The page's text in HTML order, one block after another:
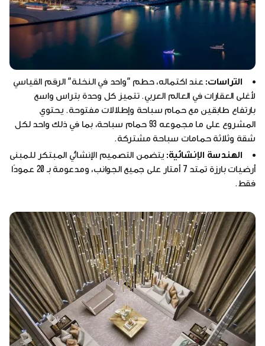
التراسات:عند اكتماله، حطم "واحد في النخلة" الرقم القياسي
لأغلى العقارات في العالم العربي. تتميز كل وحدة بتراس واسع
بارتفاع طابقين مع حمام سباحة وإطلالات مفتوحة. يحتوي
المشروع على ما مجموعه 93 حمام سباحة، بما في ذلك واحد لكل
شقة وثلاثة حمامات سباحة مشتركة.
الهندسة الإنشائية: يتضمن التصميم الإنشائي المبتكر للمبنى
أرضيات بارزة تمتد 7 أمتار على جميع الجوانب، ومدعومة بـ 20 عمودًا
فقط.